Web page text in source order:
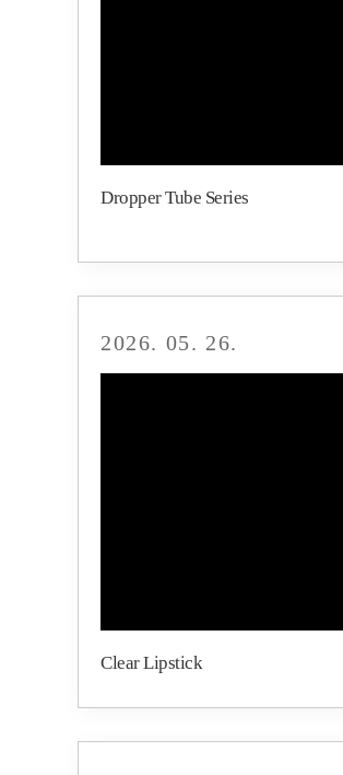
Dropper Tube Series
2026. 05. 26.
Clear Lipstick